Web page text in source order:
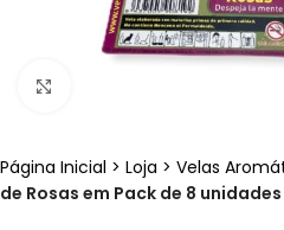
Página Inicial > Loja > Velas
de Rosas em Pack de 8 unidades